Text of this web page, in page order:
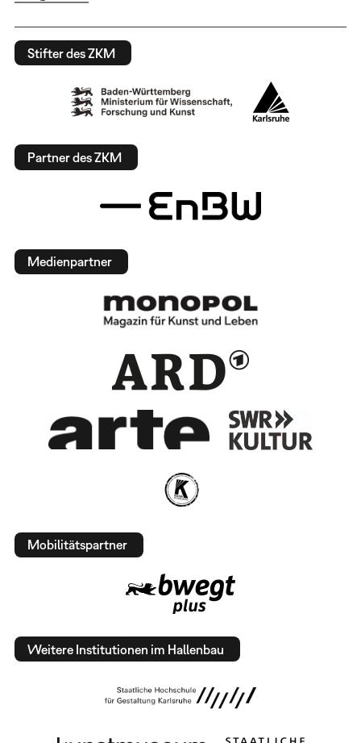
Stifter des ZKM
Partner des ZKM
Medienpartner
Mobilitätspartner
Weitere Institutionen im Hallenbau